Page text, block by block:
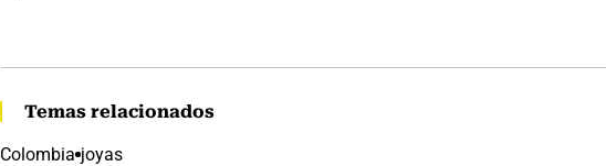
Temas relacionados
Colombia joyas